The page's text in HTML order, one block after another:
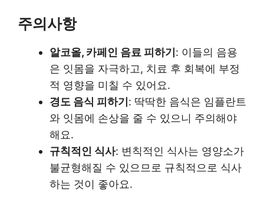
주의사항
알코올, 카페인 음료 피하기 : 이들의 음용
은 잇몸을 자극하고, 치료 후 회복에 부정
적 영향을 미칠 수 있어요.
경도 음식 피하기 : 딱딱한 음식은 임플란트
와 잇몸에 손상을 줄 수 있으니 주의해야
해요.
규칙적인 식사: 변칙적인 식사는 영양소가
불균형해질 수 있으므로 규칙적으로 식사
하는 것이 좋아요.